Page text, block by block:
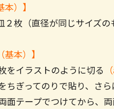
本）】
２枚（直径が同じサイズ
（基本） 】
をイラストのように切る
ちぎってのりで貼り、さ
面テープでつけてから、